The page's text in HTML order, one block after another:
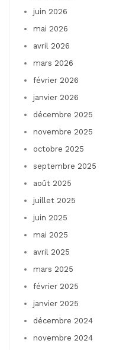
juin 2026
mai 2026
avril 2026
mars 2026
février 2026
janvier 2026
décembre 2025
novembre 2025
octobre 2025
septembre 2025
août 2025
juillet 2025
juin 2025
mai 2025
avril 2025
mars 2025
février 2025
janvier 2025
décembre 2024
novembre 2024